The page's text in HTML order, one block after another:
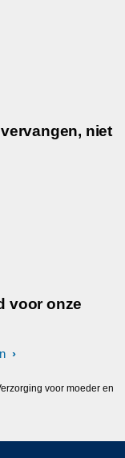
niet
voor onze
voor moeder en